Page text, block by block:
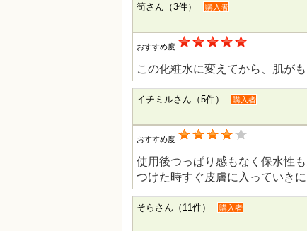
筍さん（3件） 購入者
おすすめ度
この化粧水に変えてから、肌が
イチミルさん（5件） 購入者
おすすめ度
使用後つっぱり感もなく保水性
つけた時すぐ皮膚に入っていき
そらさん（11件） 購入者